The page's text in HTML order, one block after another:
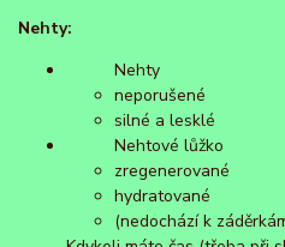
Nehty:
Nehty
neporušené
silné a lesklé
Nehtové lůžko
zregenerované
hydratované
(nedochází k